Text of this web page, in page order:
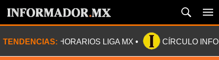
TENDENCIAS: HORARIOS LIGA MX CÍRCULO